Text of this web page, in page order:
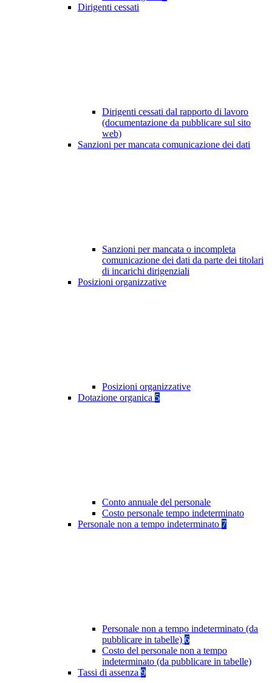
Dirigenti cessati
Dirigenti cessati dal rapporto di lavoro
(documentazione da pubblicare sul sito
web)
Sanzioni per mancata comunicazione dei dati
Sanzioni per mancata o incompleta
comunicazione dei dati da parte dei titolari
di incarichi dirigenziali
Posizioni organizzative
Posizioni organizzative
Dotazione organica 5
Conto annuale del personale
Costo personale tempo indeterminato
Personale non a tempo indeterminato 7
Personale non a tempo indeterminato (da
pubblicare in tabelle) 6
Costo del personale non a tempo
indeterminato (da pubblicare in tabelle)
Tassi di assenza 9